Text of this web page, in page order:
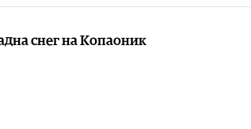
снег на Копаоник